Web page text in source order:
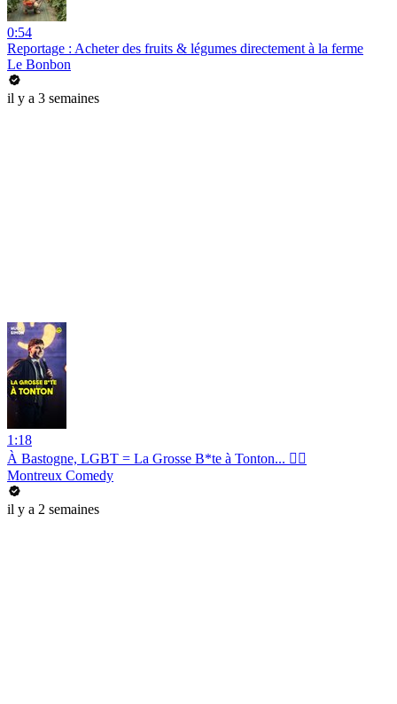
0:54
Reportage : Acheter des fruits & légumes directement à la ferme
Le Bonbon
il y a 3 semaines
1:18
À Bastogne, LGBT = La Grosse B*te à Tonton... 🤦‍♂️
Montreux Comedy
il y a 2 semaines